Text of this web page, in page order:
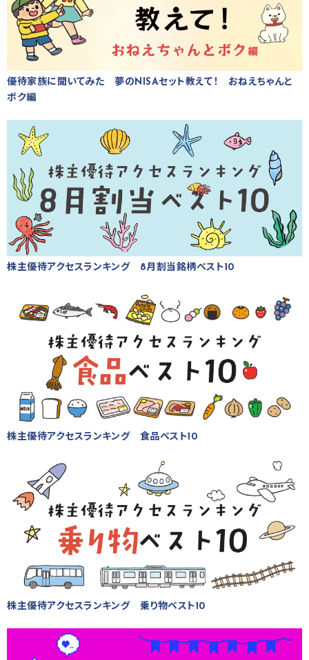
優待家族に聞いてみた 夢のNISAセット教えて！ おねえちゃんと
ボク編
株主優待アクセスランキング 8月割当銘柄ベスト10
株主優待アクセスランキング 食品ベスト10
株主優待アクセスランキング 乗り物ベスト10